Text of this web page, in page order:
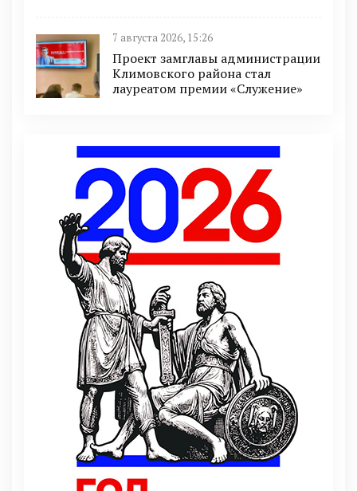
7 августа 2026, 15:26
Проект замглавы администрации
Климовского района стал
лауреатом премии «Служение»